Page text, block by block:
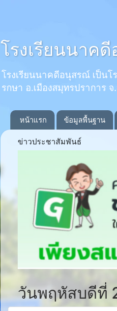
โรงเรียนนาค
โรงเรียนนาคดีอนุสรณ์ เป็น
รกษา อ.เมืองสมุทรปราการ
หน้าแรก ข้อมูลพื้นฐาน
ข่าวประชาสัมพันธ์
Previous
วันพฤหัสบดีที่